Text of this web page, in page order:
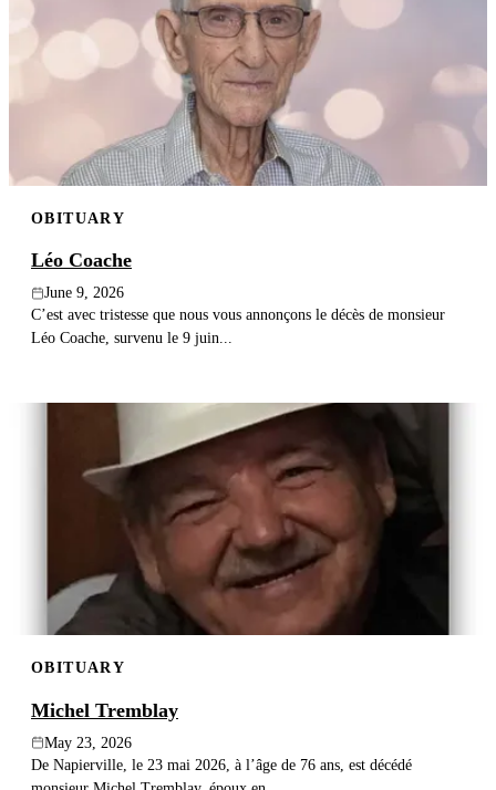
OBITUARY
Léo Coache
June 9, 2026
C’est avec tristesse que nous vous annonçons le décès de monsieur
Léo Coache, survenu le 9 juin...
OBITUARY
Michel Tremblay
May 23, 2026
De Napierville, le 23 mai 2026, à l’âge de 76 ans, est décédé